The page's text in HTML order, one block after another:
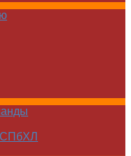
СПбХЛ